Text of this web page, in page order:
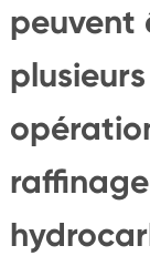
peuvent